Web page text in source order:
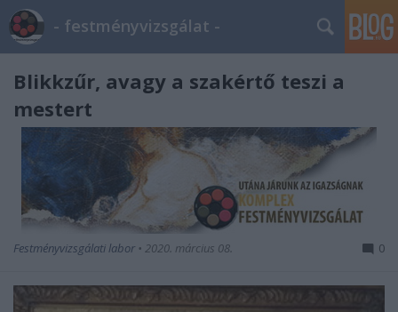
- festményvizsgálat -
Blikkzűr, avagy a szakértő teszi a
mestert
Festményvizsgálati labor • 2020. március 08. 0